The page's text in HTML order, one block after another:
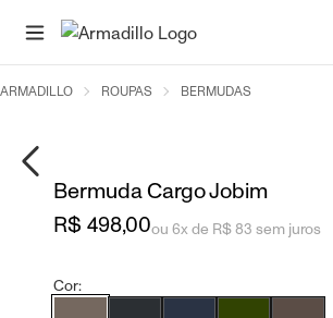
ARMADILLO ROUPAS BERMUDAS
Bermuda Cargo Jobim
R$ 498,00ou 6x de R$ 83 sem juros
Cor: